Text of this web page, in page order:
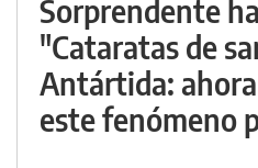
Sorprendente
"Cataratas de
Antártida: ahora
este fenómeno